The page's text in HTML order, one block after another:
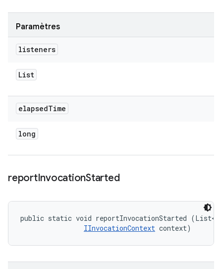
Paramètres
listeners
List
elapsedTime
long
reportInvocationStarted
public static void reportInvocationStarted (List<
IInvocationContext context)